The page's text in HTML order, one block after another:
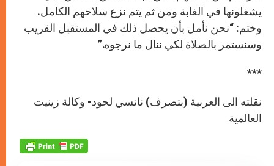
يشغلونها في الغابة ومن ثم يتم نزع سلاحهم الكامل.
وختم: “نحن نأمل بأن يحصل ذلك في المستقبل القريب
وسنستمر بالصلاة لكي ننال ما نرجوه.”
***
نقلته الى العربية (بتصرف) نانسي لحود- وكالة زينيت
العالمية